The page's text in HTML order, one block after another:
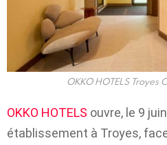
OKKO HOTELS Troyes
OKKO HOTELS ouvre, le 9
établissement à Troyes,